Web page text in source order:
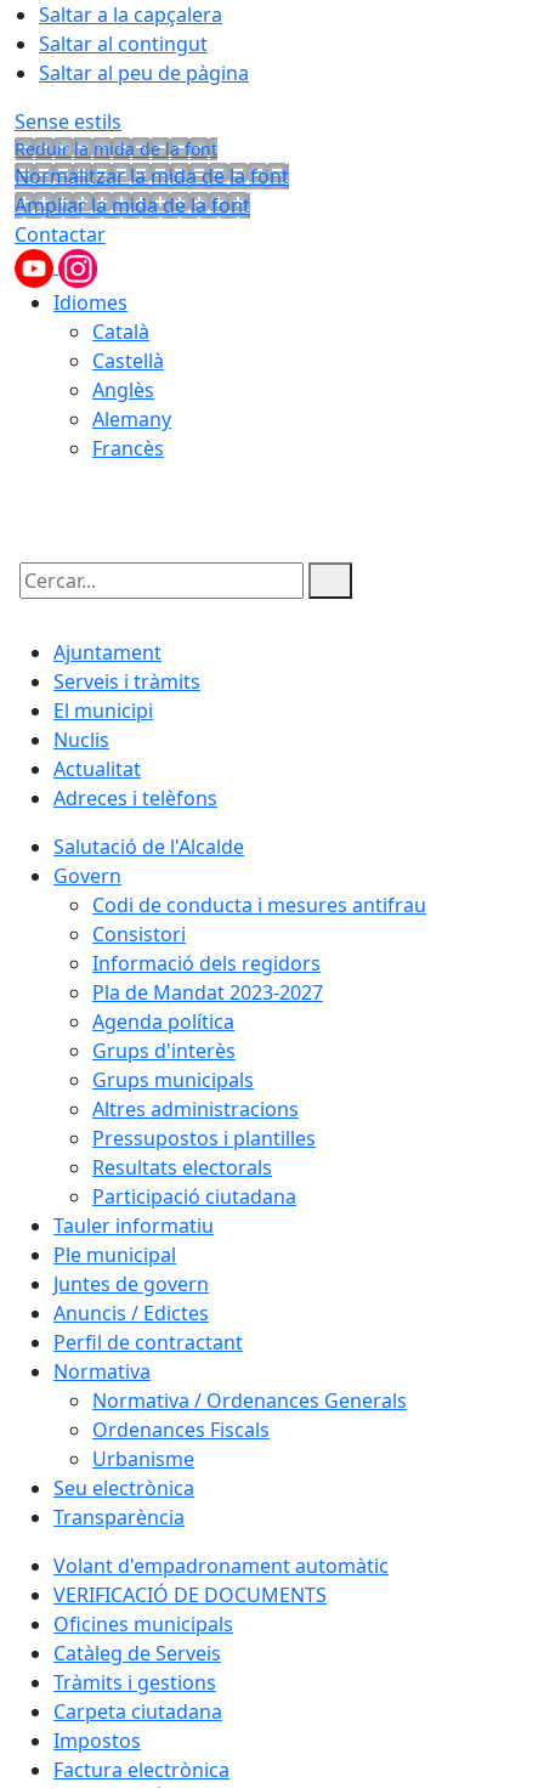
Saltar a la capçalera
Saltar al contingut
Saltar al peu de pàgina
Sense estils
Reduir la mida de la font
Normalitzar la mida de la font
Ampliar la mida de la font
Contactar
Idiomes
Català
Castellà
Anglès
Alemany
Francès
Cercar:
Ajuntament
Serveis i tràmits
El municipi
Nuclis
Actualitat
Adreces i telèfons
Salutació de l'Alcalde
Govern
Codi de conducta i mesures antifrau
Consistori
Informació dels regidors
Pla de Mandat 2023-2027
Agenda política
Grups d'interès
Grups municipals
Altres administracions
Pressupostos i plantilles
Resultats electorals
Participació ciutadana
Tauler informatiu
Ple municipal
Juntes de govern
Anuncis / Edictes
Perfil de contractant
Normativa
Normativa / Ordenances Generals
Ordenances Fiscals
Urbanisme
Seu electrònica
Transparència
Volant d'empadronament automàtic
VERIFICACIÓ DE DOCUMENTS
Oficines municipals
Catàleg de Serveis
Tràmits i gestions
Carpeta ciutadana
Impostos
Factura electrònica